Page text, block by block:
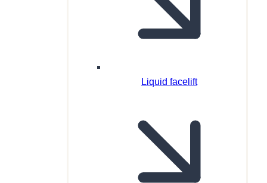
Liquid facelift